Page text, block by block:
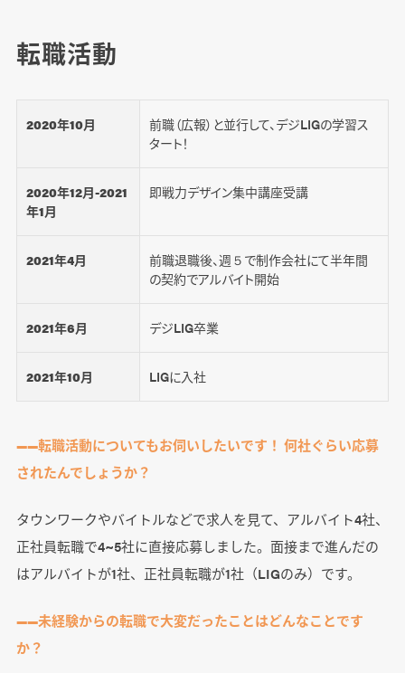
転職活動
2020年10月
前職（広報）と並行して、デジLIGの学習ス
タート！
2020年12月-2021
年1月
即戦力デザイン集中講座受講
2021年4月
前職退職後、週５で制作会社にて半年間
の契約でアルバイト開始
2021年6月 デジLIG卒業
2021年10月 LIGに入社
――転職活動についてもお伺いしたいです！ 何社ぐらい応募
されたんでしょうか？
タウンワークやバイトルなどで求人を見て、アルバイト4社、
正社員転職で4~5社に直接応募しました。面接まで進んだの
はアルバイトが1社、正社員転職が1社（LIGのみ）です。
――未経験からの転職で大変だったことはどんなことです
か？